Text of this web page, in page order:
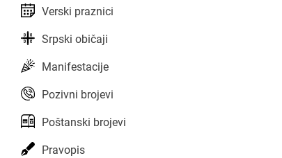
Verski praznici
Srpski običaji
Manifestacije
Pozivni brojevi
Poštanski brojevi
Pravopis